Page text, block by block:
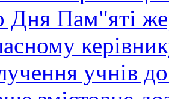
Дня Пам"яті
учнів